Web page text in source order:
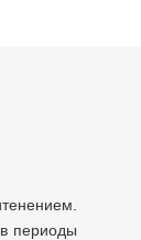
периоды